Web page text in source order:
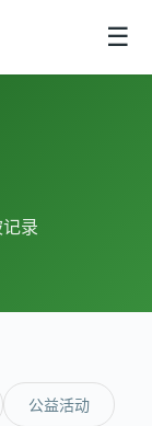
☰
录
公益活动